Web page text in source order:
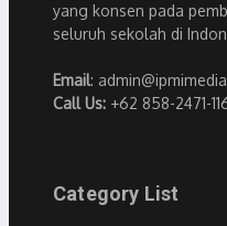
yang konsen pada
seluruh sekolah di
Email:
Call Us: +62 858-2471-
Category List